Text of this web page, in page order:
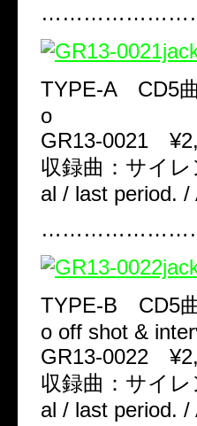
TYPE-A CD5
o
GR13-0021
収録曲：サイ
al / last period.
TYPE-B CD5
o off shot &
GR13-0022
収録曲：サイ
al / last period.